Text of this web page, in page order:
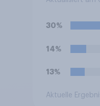
30%
14%
13%
Aktuelle